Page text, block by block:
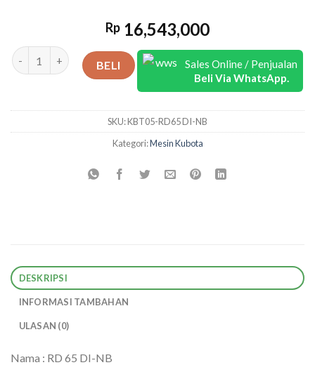
Rp 16,543,000
Kuantitas RD 65 DI-NB 6.5 RPM 2.200
BELI
Sales Online / Penjualan
Beli Via WhatsApp.
SKU:KBT05-RD65 DI-NB
Kategori:Mesin Kubota
DESKRIPSI
INFORMASI TAMBAHAN
ULASAN (0)
Nama : RD 65 DI-NB